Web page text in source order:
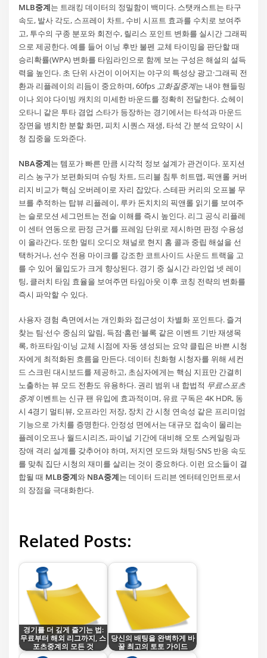
MLB중계는 트래킹 데이터의 정밀함이 백미다. 스탯캐스트는 타구
속도, 발사 각도, 스프레이 차트, 수비 시프트 효과를 수치로 보여주
고, 투수의 구종 분포와 회전수, 릴리스 포인트 변화를 실시간 그래픽
으로 제공한다. 예를 들어 이닝 후반 불펜 교체 타이밍을 판단할 때
승리확률(WPA) 변화를 타임라인으로 함께 보는 구성은 해설의 설득
력을 높인다. 초 단위 사건이 이어지는 야구의 특성상 광고·그래픽 전
환과 리플레이의 리듬이 중요하며, 60fps 고화질중계는 내야 핸들링
이나 외야 다이빙 캐치의 미세한 바운드를 정확히 전달한다. 쇼헤이
오타니 같은 투타 겸업 스타가 등장하는 경기에서는 타석과 마운드
장면을 병치한 분할 화면, 피치 시퀀스 재생, 타석 간 분석 요약이 시
청 집중을 도와준다.
NBA중계는 템포가 빠른 만큼 시각적 정보 설계가 관건이다. 포지션
리스 농구가 보편화되며 슈팅 차트, 드리블 침투 히트맵, 픽앤롤 커버
리지 비교가 핵심 오버레이로 자리 잡았다. 스테판 커리의 오프볼 무
브를 추적하는 탑뷰 리플레이, 루카 돈치치의 픽앤롤 읽기를 보여주
는 슬로모션 세그먼트는 전술 이해를 즉시 높인다. 리그 공식 리플레
이 센터 연동으로 판정 근거를 프레임 단위로 제시하면 판정 수용성
이 올라간다. 또한 멀티 오디오 채널로 현지 홈 콜과 중립 해설을 선
택하거나, 선수 전용 마이크를 강조한 코트사이드 사운드 트랙을 고
를 수 있어 몰입도가 크게 향상된다. 경기 중 실시간 라인업 넷 레이
팅, 클러치 타임 효율을 보여주면 타임아웃 이후 코칭 전략의 변화를
즉시 파악할 수 있다.
사용자 경험 측면에서는 개인화와 접근성이 차별화 포인트다. 즐겨
찾는 팀·선수 중심의 알림, 득점·홈런·블록 같은 이벤트 기반 재생목
록, 하프타임·이닝 교체 시점에 자동 생성되는 요약 클립은 바쁜 시청
자에게 최적화된 흐름을 만든다. 데이터 친화형 시청자를 위해 세컨
드 스크린 대시보드를 제공하고, 초심자에게는 핵심 지표만 간결히
노출하는 뷰 모드 전환도 유용하다. 권리 범위 내 합법적 무료스포츠
중계이벤트는 신규 팬 유입에 효과적이며, 유료 구독은 4K HDR, 동
시 4경기 멀티뷰, 오프라인 저장, 장치 간 시청 연속성 같은 프리미엄
기능으로 가치를 증명한다. 안정성 면에서는 대규모 접속이 몰리는
플레이오프나 월드시리즈, 파이널 기간에 대비해 오토 스케일링과
장애 격리 설계를 갖추어야 하며, 저지연 모드와 채팅·SNS 반응 속도
를 맞춰 집단 시청의 재미를 살리는 것이 중요하다. 이런 요소들이 결
합될 때 MLB중계와 NBA중계는 데이터 드리븐 엔터테인먼트로서
의 장점을 극대화한다.
Related Posts:
경기를 더 깊게 즐기는 법:
무료부터 해외 리그까지, 스
포츠중계의 모든 것
당신의 배팅을 완벽하게 바
꿀 최고의 토토 가이드